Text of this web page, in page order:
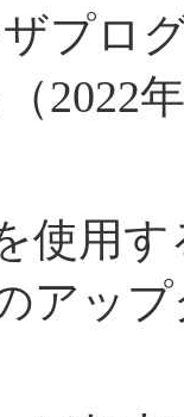
プロ
2022
使用
アッ